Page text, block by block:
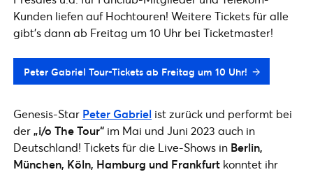
Kunden liefen auf Hochtouren! Weitere Tickets für alle
gibt's dann ab Freitag um 10 Uhr bei Ticketmaster!
Peter Gabriel Tour-Tickets ab Freitag um 10 Uhr!
Genesis-Star Peter Gabriel ist zurück und performt bei
der„i/o The Tour“ im Mai und Juni 2023 auch in
Deutschland! Tickets für die Live-Shows in Berlin,
München, Köln, Hamburg und Frankfurt konntet ihr